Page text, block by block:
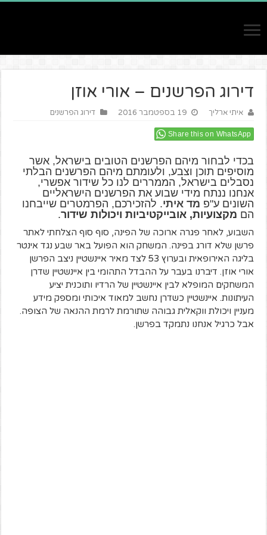
דירוג הפרשנים – אורי אוזן
איתי ארליך 19 בספטמבר 2016 דירוג הפרשנים
Share this on WhatsApp
בכדי לבחור מיהם הפרשנים הטובים בישראל, אשר
מוסיפים תוכן וצבע, ולעומתם מיהם הפרשנים הבלתי
נסבלים בישראל, הממררים לנו כל שידור אפשרי,
אנחנו ננתח מידי שבוע את הפרשנים הישראליים
השונים ע"פ מד איתי. להזכירכם, הפרמטרים שייבחנו
הם מקצועיות, אובייקטיביות ויכולות שידור.
השבוע, לאחר פגרה ארוכה של הפינה, סוף סוף הצלחתי לאתר
פרשן שלא דורג בפינה. המשחק הוא הפועל באר שבע נגד אינטר
בליגה האירופאית ובערוץ 53 לצד מאיר איינשטיין ניצב הפרשן
אורי אוזן. דיברנו בעבר על ההבדל התהומי בין איינשטיין שדרן
המשחקים המופלא לבין איינשטיין של הרדיו ותוכנית יציע
העיתונות. איינשטיין כשדרן נחשב למאוד איכותי ומספק מידע
מעניין ויכולת ווקאלית גבוהה שתורמת לרמת ההנאה של הצופה.
אבל כרגיל אנחנו נתמקד בפרשן.